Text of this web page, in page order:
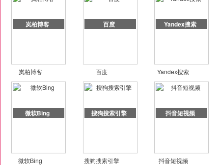
岚柏博客
岚柏博客
百度
百度
Yandex搜索
Yandex搜索
微软Bing
微软Bing
搜狗搜索引擎
搜狗搜索引擎
抖音短视频
抖音短视频